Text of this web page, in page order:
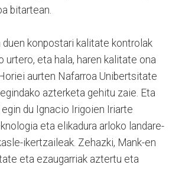
bitartean.
duen konpostari kalitate kontrolak
urtero, eta hala, haren kalitate ona
aurten Nafarroa Unibertsitate
azterketa gehitu zaie. Eta
du Ignacio Irigoien Iriarte
eta elikadura arloko landare-
ikertzaileak. Zehazki, Mank-en
eta ezaugarriak aztertu eta